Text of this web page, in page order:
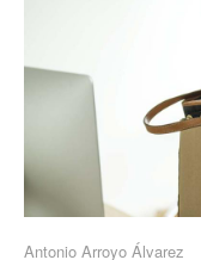
Antonio Arroyo Álvarez